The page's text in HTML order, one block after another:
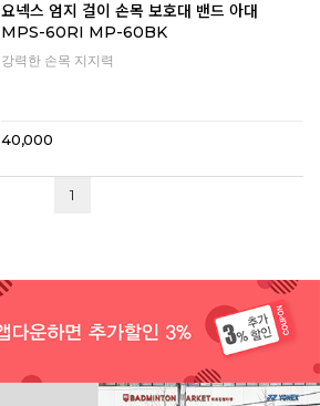
요넥스 엄지 걸이 손목 보호대 밴드 아대
MPS-60RI MP-60BK
강력한 손목 지지력
40,000
1